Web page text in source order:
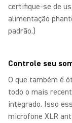
certifique-se de
alimentação
padrão.)
Controle seu
O que também é
todo o mais
integrado. Isso
microfone XLR